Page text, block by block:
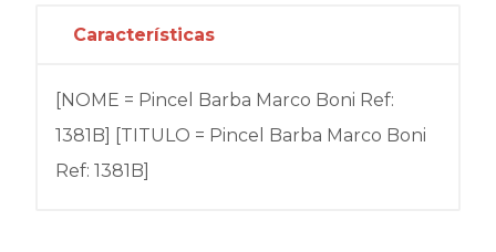
Características
[NOME = Pincel Barba Marco Boni Ref:
1381B] [TITULO = Pincel Barba Marco Boni
Ref: 1381B]